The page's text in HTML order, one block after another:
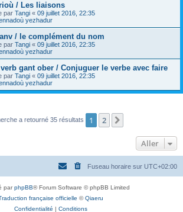
/ Les liaisons
par Tangi « 09 juillet 2016, 22:35
yezhadur
/ le complément du nom
par Tangi « 09 juillet 2016, 22:35
yezhadur
gant ober / Conjuguer le verbe avec faire
par Tangi « 09 juillet 2016, 22:35
yezhadur
a retourné 35 résultats 1 2
Aller
Fuseau horaire sur UTC+02:00
parphpBB® Forum Software © phpBB Limited
française officielle ©Qiaeru
Confidentialité | Conditions